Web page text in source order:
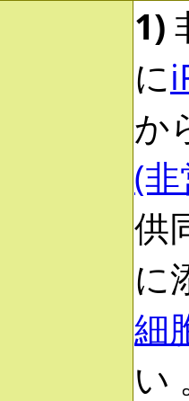
1)
に
か
(
供
に
細
い